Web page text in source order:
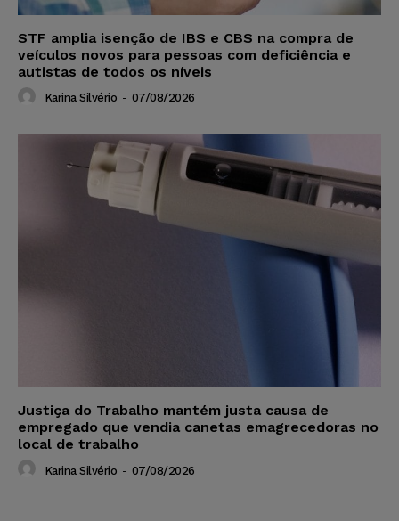
STF amplia isenção de IBS e CBS na compra de
veículos novos para pessoas com deficiência e
autistas de todos os níveis
Karina Silvério - 07/08/2026
Justiça do Trabalho mantém justa causa de
empregado que vendia canetas emagrecedoras no
local de trabalho
Karina Silvério - 07/08/2026